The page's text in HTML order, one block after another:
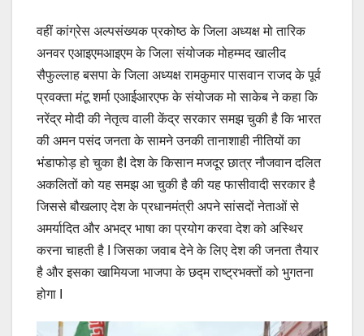
वहीं कांग्रेस अल्पसंख्यक प्रकोष्ठ के जिला अध्यक्ष मो तारिक
अनवर एआइएमआइएम के जिला संयोजक मोहम्मद खालीद
सैफुल्लाह बसपा के जिला अध्यक्ष रामकुमार पासवान राजद के पूर्व
प्रवक्ता मंटू शर्मा एआईआरएफ के संयोजक मो साकेब ने कहा कि
नरेंद्र मोदी की नेतृत्व वाली केंद्र सरकार समझ चुकी है कि भारत
की अमन पसंद जनता के सामने उनकी तानाशाही नीतियों का
भंडाफोड़ हो चुका हैI देश के किसान मजदूर छात्र नौजवान दलित
अकलितों को यह समझ आ चुकी है की यह फासीवादी सरकार है
जिससे बौखलाए देश के प्रधानमंत्री अपने सांसदों नेताओं से
अमर्यादित और अभद्र भाषा का प्रयोग करवा देश को अस्थिर
करना चाहती है I जिसका जवाब देने के लिए देश की जनता तैयार
है और इसका खामियजा भाजपा के छद्म राष्ट्रभक्तों को भुगतना
होगा I